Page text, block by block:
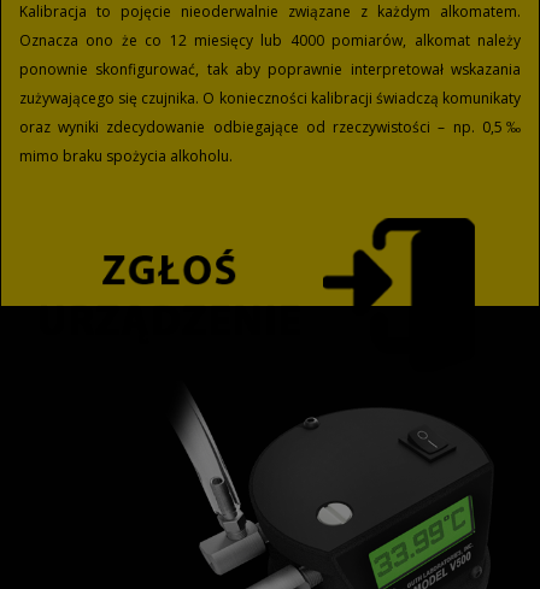
Kalibracja to pojęcie nieoderwalnie związane z każdym alkomatem.
Oznacza ono że co 12 miesięcy lub 4000 pomiarów, alkomat należy
ponownie skonfigurować, tak aby poprawnie interpretował wskazania
zużywającego się czujnika. O konieczności kalibracji świadczą komunikaty
oraz wyniki zdecydowanie odbiegające od rzeczywistości – np. 0,5‰
mimo braku spożycia alkoholu.